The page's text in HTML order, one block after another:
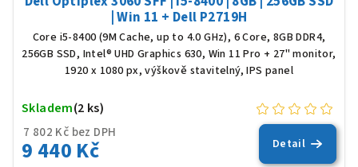
| Win 11 + Dell P2719H
Core i5-8400 (9M Cache, up to 4.0 GHz), 6 Core, 8GB DDR4,
256GB SSD, Intel® UHD Graphics 630, Win 11 Pro + 27" monitor,
1920 x 1080 px, výškově stavitelný, IPS panel
7 802 Kč bez DPH
9 440 Kč
Skladem(2 ks)
Detail